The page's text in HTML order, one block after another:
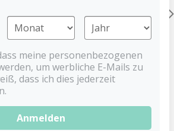
Silicone
meine personenbezogenen
um werbliche E-Mails zu
dass ich dies jederzeit
Anmelden